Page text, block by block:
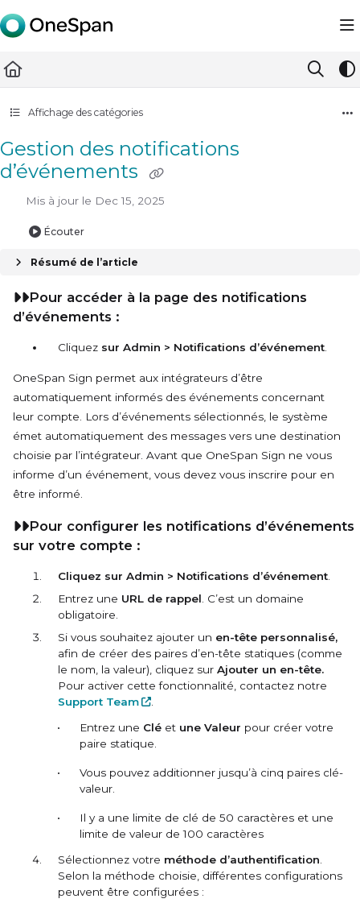
Documentation Index
Fetch the complete documentation index at: https://
Use this file to discover all available pages before exploring
Affichage des catégories
Gestion des notifications
d’événements
Mis à jour le Dec 15, 2025
Écouter
Résumé de l’article
Pour accéder à la page des notifications
d’événements :
Cliquez sur Admin > Notifications d’événement
OneSpan Sign permet aux intégrateurs d’être
automatiquement informés des événements concernant
leur compte. Lors d’événements sélectionnés, le système
émet automatiquement des messages vers une destination
choisie par l’intégrateur. Avant que OneSpan Sign ne vous
informe d’un événement, vous devez vous inscrire pour en
être informé.
Pour configurer les notifications d’événements
sur votre compte :
Cliquez sur Admin > Notifications d’événement
Entrez une URL de rappel . C’est un domaine
obligatoire.
Si vous souhaitez ajouter un en-tête personnalisé,
afin de créer des paires d’en-tête statiques (comme
le nom, la valeur), cliquez sur Ajouter un en-tête.
Pour activer cette fonctionnalité, contactez notre
Support Team
Entrez une Clé et une Valeur pour créer votre
paire statique.
Vous pouvez additionner jusqu’à cinq paires clé-
valeur.
Il y a une limite de clé de 50 caractères et une
limite de valeur de 100 caractères
Sélectionnez votre méthode d’authentification
Selon la méthode choisie, différentes configurations
peuvent être configurées :